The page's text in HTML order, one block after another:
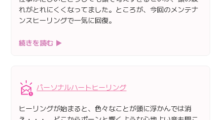
れがとれにくくなってました。ところが、今回のメンテナ
ンスヒーリングで一気に回復。
続きを読む ▶
パーソナルハートヒーリング
ヒーリングが始まると、色々なことが頭に浮かんでは消